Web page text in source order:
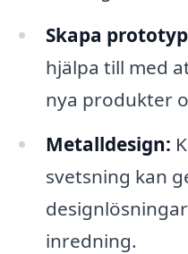
Skapa
hjälpa till med
nya produkter
Metalldesign:
svetsning kan
inredning.